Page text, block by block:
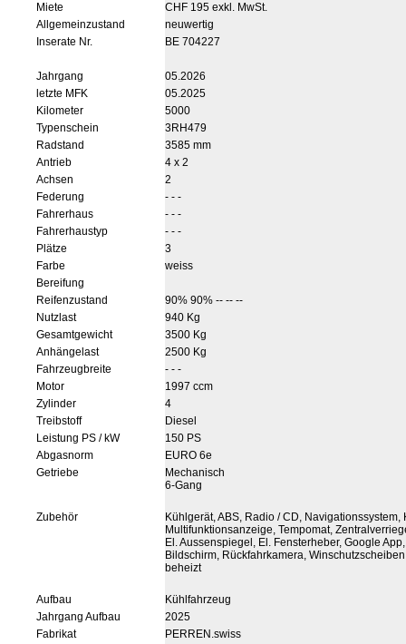
Miete
CHF 195 exkl. MwSt.
Allgemeinzustand
neuwertig
Inserate Nr.
BE 704227
Jahrgang
05.2026
letzte MFK
05.2025
Kilometer
5000
Typenschein
3RH479
Radstand
3585 mm
Antrieb
4 x 2
Achsen
2
Federung
- - -
Fahrerhaus
- - -
Fahrerhaustyp
- - -
Plätze
3
Farbe
weiss
Bereifung
Reifenzustand
90% 90% -- -- --
Nutzlast
940 Kg
Gesamtgewicht
3500 Kg
Anhängelast
2500 Kg
Fahrzeugbreite
- - -
Motor
1997 ccm
Zylinder
4
Treibstoff
Diesel
Leistung PS / kW
150 PS
Abgasnorm
EURO 6e
Getriebe
Mechanisch
6-Gang
Zubehör
Kühlgerät, ABS, Radio / CD, Navigationssystem,
Multifunktionsanzeige, Tempomat,
El. Aussenspiegel, El. Fensterheber, Google
Bildschirm, Rückfahrkamera, Winschutzscheiben
beheizt
Aufbau
Kühlfahrzeug
Jahrgang Aufbau
2025
Fabrikat
PERREN.swiss